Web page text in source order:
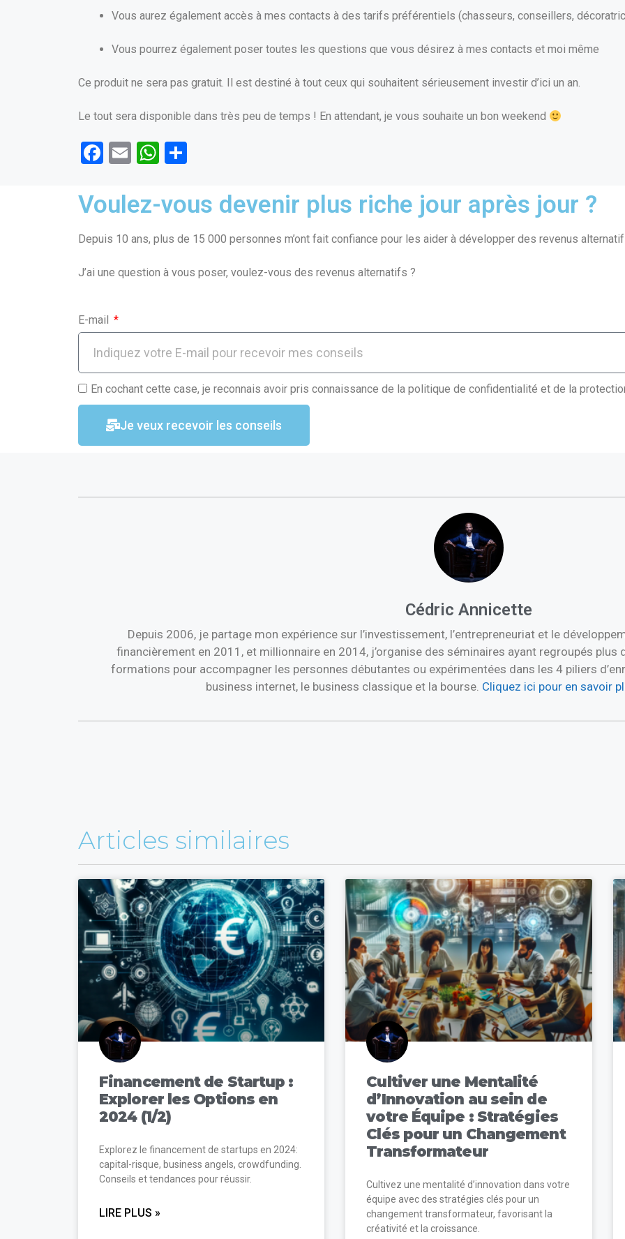
Vous aurez également accès à mes contacts à des tarifs préférentiels (chasseurs, conseillers,
Vous pourrez également poser toutes les questions que vous désirez à mes contacts et moi même
Ce produit ne sera pas gratuit. Il est destiné à tout ceux qui souhaitent sérieusement investir d’ici un an.
Le tout sera disponible dans très peu de temps ! En attendant, je vous souhaite un bon weekend
F
ce
b
o
o
E
ail
W
at
s
A
p
ta
g
er
Voulez-vous devenir plus riche jour après jour ?
Depuis 10 ans, plus de 15 000 personnes m’ont fait confiance pour les aider à développer des revenus
J’ai une question à vous poser, voulez-vous des revenus alternatifs ?
E-mail
En cochant cette case, je reconnais avoir pris connaissance de la politique de confidentialité et de la
Je veux recevoir les conseils
Cédric Annicette
Depuis 2006, je partage mon expérience sur l’investissement, l’entrepreneuriat et le
financièrement en 2011, et millionnaire en 2014, j’organise des séminaires ayant regroupés plus
formations pour accompagner les personnes débutantes ou expérimentées dans les 4 piliers
business internet, le business classique et la bourse. Cliquez ici pour en savoir
Articles similaires
Financement de Startup :
Explorer les Options en
2024 (1/2)
Explorez le financement de startups en 2024:
capital-risque, business angels, crowdfunding.
Conseils et tendances pour réussir.
LIRE PLUS »
Cultiver une Mentalité
d’Innovation au sein de
votre Équipe : Stratégies
Clés pour un Changement
Transformateur
Cultivez une mentalité d’innovation dans votre
équipe avec des stratégies clés pour un
changement transformateur, favorisant la
créativité et la croissance.